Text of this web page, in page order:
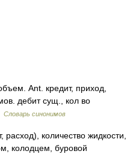
Ant. кредит, приход,
дебит сущ., кол во
Словарь синонимов
количество жидкости,
колодцем, буровой